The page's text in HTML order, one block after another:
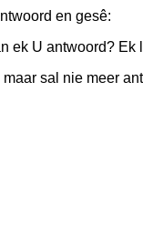
en gesê:
ek U antwoord? Ek
sal nie meer